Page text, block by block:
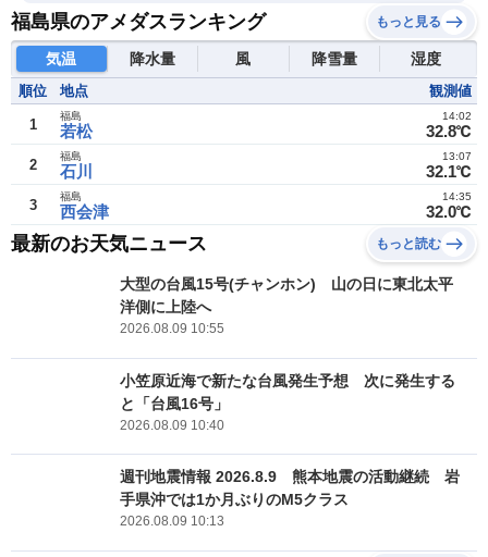
福島県のアメダスランキング もっと見る
気温 降水量 風 降雪量 湿度
順位 地点 観測値
1 若松
福島
32.8℃
14:02
2 石川
福島
32.1℃
13:07
3 西会津
福島
32.0℃
14:35
最新のお天気ニュース もっと読む
大型の台風15号(チャンホン) 山の日に東北太平
洋側に上陸へ
2026.08.09 10:55
小笠原近海で新たな台風発生予想 次に発生する
と「台風16号」
2026.08.09 10:40
週刊地震情報 2026.8.9 熊本地震の活動継続 岩
手県沖では1か月ぶりのM5クラス
2026.08.09 10:13